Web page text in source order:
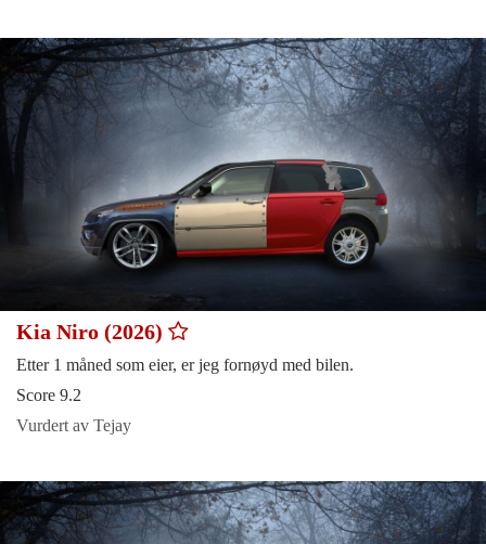
Kia Niro (2026)
Etter 1 måned som eier, er jeg fornøyd med bilen.
Score 9.2
Vurdert av Tejay